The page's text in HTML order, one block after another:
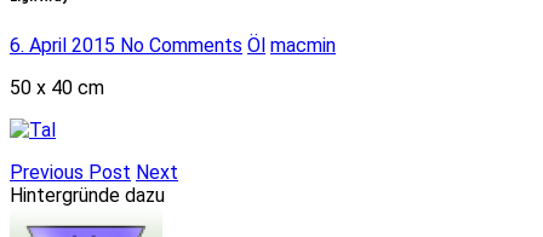
6. April 2015 No Comments Öl macmin
50 x 40 cm
Previous Post Next
Hintergründe dazu